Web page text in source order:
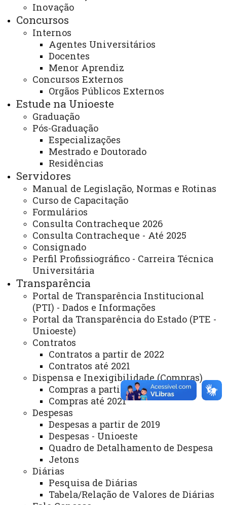
Inovação
Concursos
Internos
Agentes Universitários
Docentes
Menor Aprendiz
Concursos Externos
Orgãos Públicos Externos
Estude na Unioeste
Graduação
Pós-Graduação
Especializações
Mestrado e Doutorado
Residências
Servidores
Manual de Legislação, Normas e Rotinas
Curso de Capacitação
Formulários
Consulta Contracheque 2026
Consulta Contracheque - Até 2025
Consignado
Perfil Profissiográfico - Carreira Técnica
Universitária
Transparência
Portal de Transparência Institucional
(PTI) - Dados e Informações
Portal da Transparência do Estado (PTE -
Unioeste)
Contratos
Contratos a partir de 2022
Contratos até 2021
Dispensa e Inexigibilidade (Compras)
Compras a partir de 2022
Compras até 2021
Despesas
Despesas a partir de 2019
Despesas - Unioeste
Quadro de Detalhamento de Despesa
Jetons
Diárias
Pesquisa de Diárias
Tabela/Relação de Valores de Diárias
Vestibular
Você está aqui: Unioeste Destaques - Inicial
Acesso Restrito (Editores do Portal)
Arquivo Virtual
Bibliotecas
Identidade Visual
Mapa do Site
Ouvidoria
Portal Office 365
Sistemas
Telefones
Webmail
REITORIA
Secretaria Geral
Gabinete Reitoria
Secretaria dos Conselhos Superiores
PRÓ-REITORIAS
Administração e Finanças
Extensão